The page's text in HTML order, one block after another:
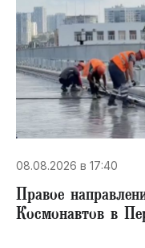
08.08.2026 в 17:40
Правое
Космонавтов в